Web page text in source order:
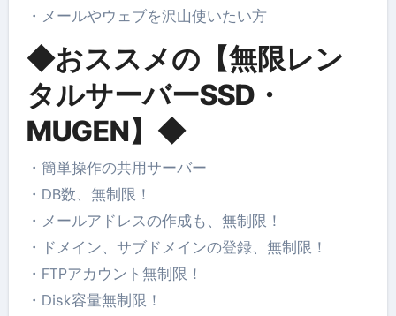
・メールやウェブを沢山使いたい方
◆おススメの【無限レン
タルサーバーSSD・
MUGEN】◆
・簡単操作の共用サーバー
・DB数、無制限！
・メールアドレスの作成も、無制限！
・ドメイン、サブドメインの登録、無制限！
・FTPアカウント無制限！
・Disk容量無制限！